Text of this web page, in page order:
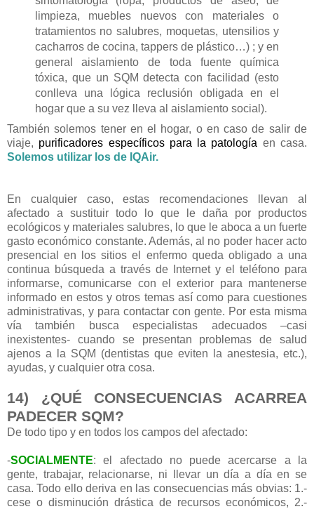
limpieza, muebles nuevos con materiales o
tratamientos no salubres, moquetas, utensilios y
cacharros de cocina, tappers de plástico…) ; y en
general aislamiento de toda fuente química
tóxica, que un SQM detecta con facilidad (esto
conlleva una lógica reclusión obligada en el
hogar que a su vez lleva al aislamiento social).
También solemos tener en el hogar, o en caso de salir de
viaje, purificadores específicos para la patología en casa.
Solemos utilizar los de IQAir.
En cualquier caso, estas recomendaciones llevan al
afectado a sustituir todo lo que le daña por productos
ecológicos y materiales salubres, lo que le aboca a un fuerte
gasto económico constante. Además, al no poder hacer acto
presencial en los sitios el enfermo queda obligado a una
continua búsqueda a través de Internet y el teléfono para
informarse, comunicarse con el exterior para mantenerse
informado en estos y otros temas así como para cuestiones
administrativas, y para contactar con gente. Por esta misma
vía también busca especialistas adecuados –casi
inexistentes- cuando se presentan problemas de salud
ajenos a la SQM (dentistas que eviten la anestesia, etc.),
ayudas, y cualquier otra cosa.
14) ¿QUÉ CONSECUENCIAS ACARREA
PADECER SQM?
De todo tipo y en todos los campos del afectado:
-SOCIALMENTE: el afectado no puede acercarse a la
gente, trabajar, relacionarse, ni llevar un día a día en se
casa. Todo ello deriva en las consecuencias más obvias: 1.-
cese o disminución drástica de recursos económicos, 2.-